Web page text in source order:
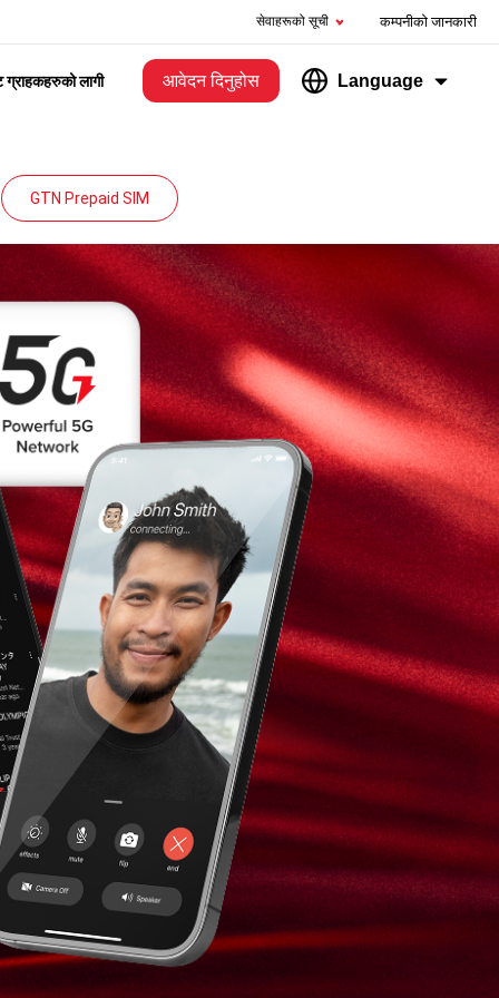
सेवाहरूको सूची कम्पनीको जानकारी
ग्राहकहरुको लागी आवेदन दिनुहोस Language
GTN Prepaid SIM